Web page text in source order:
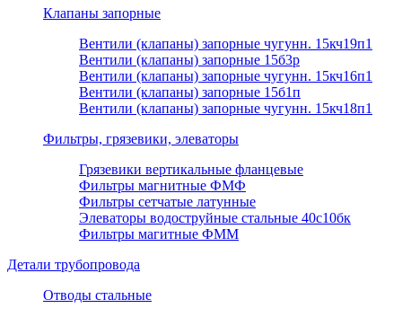
Клапаны запорные
Вентили (клапаны) запорные чугунн. 15кч19п1
Вентили (клапаны) запорные 15б3р
Вентили (клапаны) запорные чугунн. 15кч16п1
Вентили (клапаны) запорные 15б1п
Вентили (клапаны) запорные чугунн. 15кч18п1
Фильтры, грязевики, элеваторы
Грязевики вертикальные фланцевые
Фильтры магнитные ФМФ
Фильтры сетчатые латунные
Элеваторы водоструйные стальные 40с10бк
Фильтры магитные ФММ
Детали трубопровода
Отводы стальные